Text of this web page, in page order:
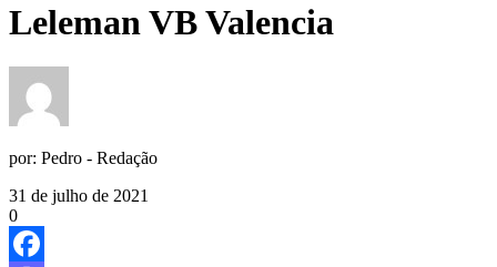
Leleman VB Valencia
por: Pedro - Redação
31 de julho de 2021
0